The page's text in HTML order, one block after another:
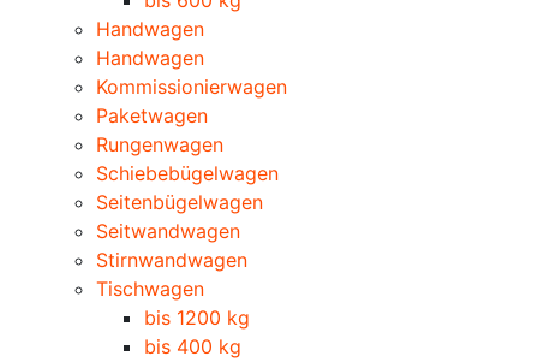
Handwagen
Handwagen
Kommissionierwagen
Paketwagen
Rungenwagen
Schiebebügelwagen
Seitenbügelwagen
Seitwandwagen
Stirnwandwagen
Tischwagen
bis 1200 kg
bis 400 kg